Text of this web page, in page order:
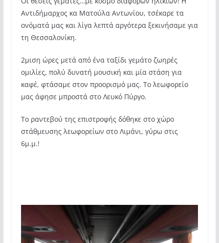
Αντιδήμαρχος κα Ματούλα Αντωνίου, τσέκαρε τα
ονόματά μας και λίγα λεπτά αργότερα ξεκινήσαμε για
τη Θεσσαλονίκη.
2μιση ώρες μετά από ένα ταξίδι γεμάτο ζωηρές
ομιλίες, πολύ δυνατή μουσική και μία στάση για
καφέ, φτάσαμε στον προορισμό μας. Το λεωφορείο
μας άφησε μπροστά στο Λευκό Πύργο.
Το ραντεβού της επιστροφής δόθηκε στο χώρο
στάθμευσης λεωφορείων στο Λιμάνι, γύρω στις
6μ.μ.!